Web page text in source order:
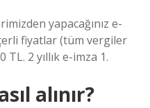
yapacağınız e-
fiyatlar (tüm vergiler
TL. 2 yıllık e-imza 1.
alınır?